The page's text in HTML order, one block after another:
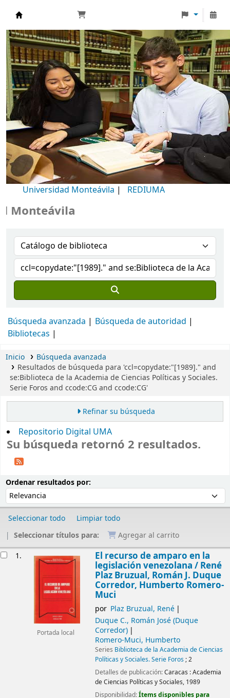
Biblioteca Universidad Monteávila
Universidad Monteávila | REDIUMA
Búsqueda avanzada
Búsqueda de autoridad
Bibliotecas
Inicio
Búsqueda avanzada
Resultados de búsqueda para 'ccl=copydate:"[1989]." and
se:Biblioteca de la Academia de Ciencias Políticas y Sociales.
Serie Foros and ccode:CG and ccode:CG'
Refinar su búsqueda
Repositorio Digital UMA
Su búsqueda retornó 2 resultados.
Ordenar resultados por:
Seleccionar todo
Limpiar todo
Seleccionar títulos para:
Agregar al carrito
1.
Portada local
El recurso de amparo en la
legislación venezolana / René
Plaz Bruzual, Román J. Duque
Corredor, Humberto Romero-
Muci
por Plaz Bruzual, René
Duque C., Román José (Duque
Corredor)
Romero-Muci, Humberto
Series Biblioteca de la Academia de Ciencias
Políticas y Sociales. Serie Foros; 2
Detalles de publicación:Caracas :Academia
de Ciencias Políticas y Sociales, 1989
Disponibilidad:Ítems disponibles para